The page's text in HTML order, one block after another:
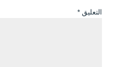
التعليق *